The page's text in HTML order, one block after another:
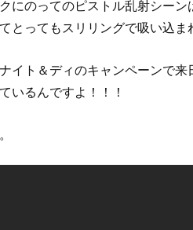
にのってのピストル乱射シー
とってもスリリングで吸い込ま
イト＆ディのキャンペーンで
いるんですよ！！！